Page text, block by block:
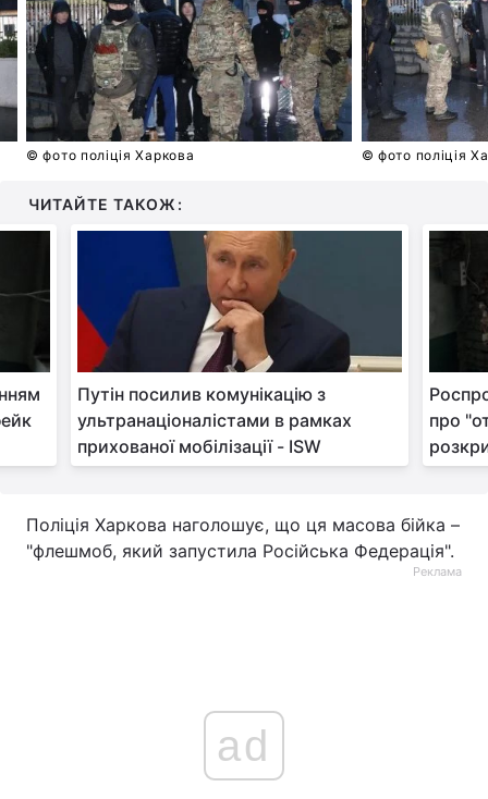
Інтерв'ю Думки
Архів Вакансії
Контакти
Тема оформлення
© фото поліція Харкова © фото поліція
ЧИТАЙТЕ ТАКОЖ:
Путін посилив комунікацію з
ультранаціоналістами в рамках
прихованої мобілізації - ISW
про
Поліція Харкова наголошує, що ця масова бійка –
"флешмоб, який запустила Російська Федерація".
Реклама
ad